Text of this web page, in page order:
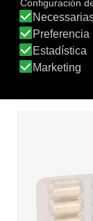
ORO
VINOSCULPT